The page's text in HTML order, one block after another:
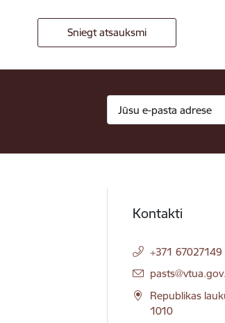
Sniegt atsauksmi
Kontakti
+371 67027149
E-pasts:
Republikas
1010